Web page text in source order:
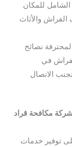
للمكان
والأثاث
نصائح
في
الاتصال
مكافحة قراد
توفير خدمات